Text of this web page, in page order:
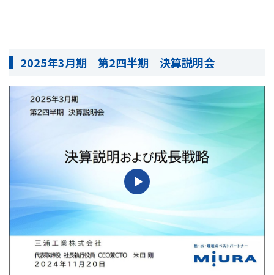
2025年3月期 第2四半期 決算説明会